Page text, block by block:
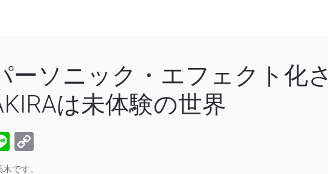
ーソニック・エフェクト化さ
は未体験の世界
Line
です。